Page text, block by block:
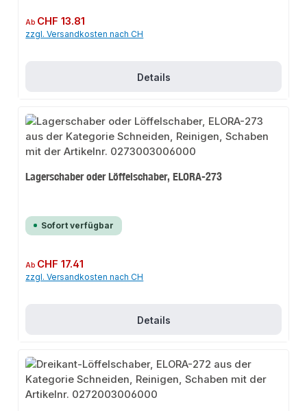
Regulärer Preis:
Ab CHF 13.81
zzgl. Versandkosten nach CH
Details
Lagerschaber oder Löffelschaber, ELORA-273
Sofort verfügbar
Regulärer Preis:
Ab CHF 17.41
zzgl. Versandkosten nach CH
Details